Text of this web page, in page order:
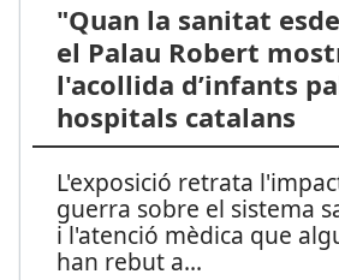
"Quan la sanitat
el Palau Robert
l'acollida d’infants
hospitals catalans
L'exposició retrata
guerra sobre el sistema
i l'atenció mèdica que
han rebut a...